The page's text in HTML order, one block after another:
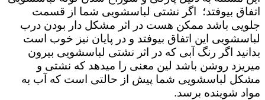
اتفاق بیوفتد؛ اگر نشتی لباسشویی شما از قسمت
جلویی باشد ممکن هست در اثر مشکل دار بودن درب
لباسشویی این اتفاق بیوفتد و در پایان نیز خوب است
بدانید اگر رنگ آبی که در اثر نشتی لباسشویی بیرون
میریزد روشن باشد لین معنی را میدهد که نشتی و
مشکل لباسشویی شما پیش از حالتی است که آب به
مواد شوینده برسد.